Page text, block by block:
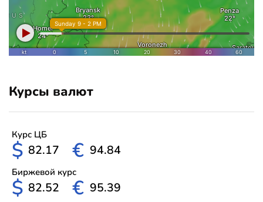
Курсы валют
Курс ЦБ
$ 82.17 € 94.84
Биржевой курс
$ 82.52 € 95.39